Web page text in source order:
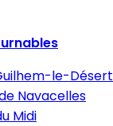
le-Désert
Navacelles
Midi